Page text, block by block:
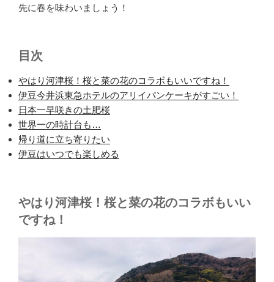
先に春を味わいましょう！
目次
やはり河津桜！桜と菜の花のコラボもいいですね！
伊豆今井浜東急ホテルのアリイパンケーキがすごい！
日本一早咲きの土肥桜
世界一の時計台も…
帰り道に立ち寄りたい
伊豆はいつでも楽しめる
やはり河津桜！桜と菜の花のコラボもいい
ですね！